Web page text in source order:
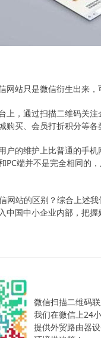
网站只是微信衍生出来，
上，通过扫描二维码关
购买、会员打折积分等
户的维护上比普通的手
PC端并不是完全相同的
网站的区别？综合上述
中国中小企业内部，把
微信扫描二维码联
我们在微信上24
提供外贸路由器